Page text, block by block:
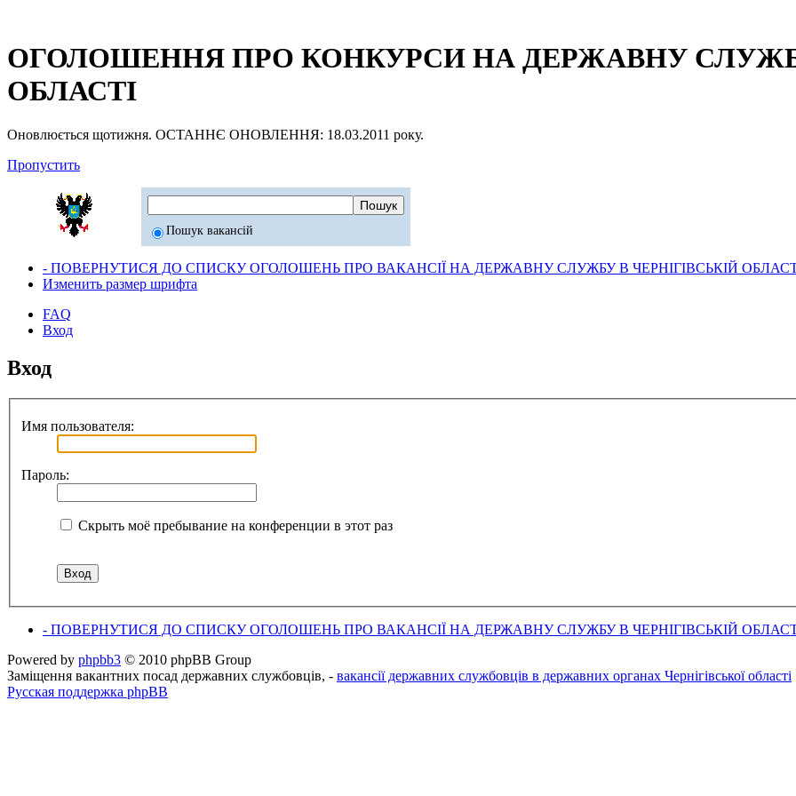
ОГОЛОШЕННЯ ПРО КОНКУРСИ НА ДЕРЖАВНУ
ОБЛАСТІ
Оновлюється щотижня. ОСТАННЄ ОНОВЛЕННЯ: 18.03.2011 року.
Пропустить
Пошук вакансій
- ПОВЕРНУТИСЯ ДО СПИСКУ ОГОЛОШЕНЬ ПРО ВАКАНСІЇ НА ДЕРЖАВНУ СЛУЖБУ В ЧЕРНІГІВСЬКІЙ
Изменить размер шрифта
FAQ
Вход
Вход
Имя пользователя:
Пароль:
Скрыть моё пребывание на конференции в этот раз
- ПОВЕРНУТИСЯ ДО СПИСКУ ОГОЛОШЕНЬ ПРО ВАКАНСІЇ НА ДЕРЖАВНУ СЛУЖБУ В ЧЕРНІГІВСЬКІЙ
Powered by phpbb3 © 2010 phpBB Group
Заміщення вакантних посад державних службовців, - вакансії державних службовців в державних органах Чернігівської області
Русская поддержка phpBB